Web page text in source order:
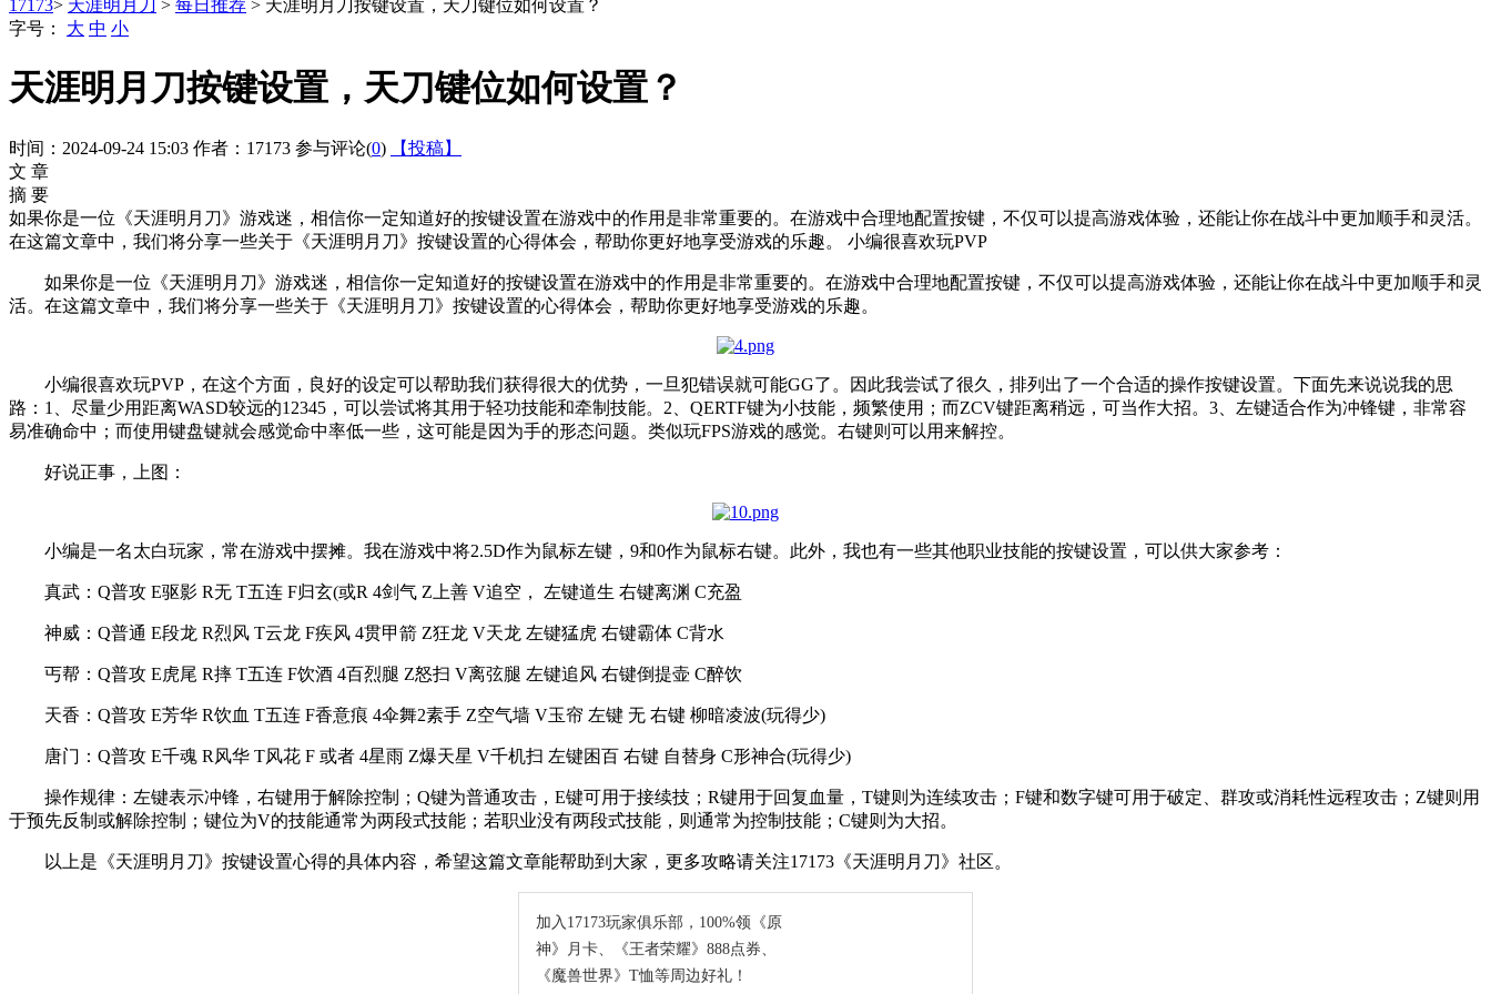
17173> 天涯明月刀 > 每日推荐 > 天涯明月刀按键设置，天刀键位如何设置？
字号： 大 中 小
天涯明月刀按键设置，天刀键位如何设置？
时间：2024-09-24 15:03 作者：17173 参与评论(0)
【投稿】
文 章
摘 要
如果你是一位《天涯明月刀》游戏迷，相信你一定知道好的按键设置在游戏中的作用是非常重要的。在游戏中合理地配置按键，不仅可以提高游戏体验，还能让你在战斗中更加顺手和灵活。
在这篇文章中，我们将分享一些关于《天涯明月刀》按键设置的心得体会，帮助你更好地享受游戏的乐趣。 小编很喜欢玩PVP
如果你是一位《天涯明月刀》游戏迷，相信你一定知道好的按键设置在游戏中的作用是非常重要的。在游戏中合理地配置按键，不仅可以提高游戏体验，还能让你在战斗中更加顺手和灵
活。在这篇文章中，我们将分享一些关于《天涯明月刀》按键设置的心得体会，帮助你更好地享受游戏的乐趣。
小编很喜欢玩PVP，在这个方面，良好的设定可以帮助我们获得很大的优势，一旦犯错误就可能GG了。因此我尝试了很久，排列出了一个合适的操作按键设置。下面先来说说我的思
路：1、尽量少用距离WASD较远的12345，可以尝试将其用于轻功技能和牵制技能。2、QERTF键为小技能，频繁使用；而ZCV键距离稍远，可当作大招。3、左键适合作为冲锋键，非常容
易准确命中；而使用键盘键就会感觉命中率低一些，这可能是因为手的形态问题。类似玩FPS游戏的感觉。右键则可以用来解控。
好说正事，上图：
小编是一名太白玩家，常在游戏中摆摊。我在游戏中将2.5D作为鼠标左键，9和0作为鼠标右键。此外，我也有一些其他职业技能的按键设置，可以供大家参考：
真武：Q普攻 E驱影 R无 T五连 F归玄(或R 4剑气 Z上善 V追空， 左键道生 右键离渊 C充盈
神威：Q普通 E段龙 R烈风 T云龙 F疾风 4贯甲箭 Z狂龙 V天龙 左键猛虎 右键霸体 C背水
丐帮：Q普攻 E虎尾 R摔 T五连 F饮酒 4百烈腿 Z怒扫 V离弦腿 左键追风 右键倒提壶 C醉饮
天香：Q普攻 E芳华 R饮血 T五连 F香意痕 4伞舞2素手 Z空气墙 V玉帘 左键 无 右键 柳暗凌波(玩得少)
唐门：Q普攻 E千魂 R风华 T风花 F 或者 4星雨 Z爆天星 V千机扫 左键困百 右键 自替身 C形神合(玩得少)
操作规律：左键表示冲锋，右键用于解除控制；Q键为普通攻击，E键可用于接续技；R键用于回复血量，T键则为连续攻击；F键和数字键可用于破定、群攻或消耗性远程攻击；Z键则用
于预先反制或解除控制；键位为V的技能通常为两段式技能；若职业没有两段式技能，则通常为控制技能；C键则为大招。
以上是《天涯明月刀》按键设置心得的具体内容，希望这篇文章能帮助到大家，更多攻略请关注17173《天涯明月刀》社区。
加入17173玩家俱乐部，100%领《原
神》月卡、《王者荣耀》888点券、
《魔兽世界》T恤等周边好礼！